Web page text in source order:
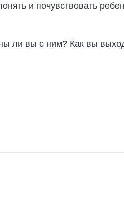
и почувствовать
ли вы с ним? Как вы